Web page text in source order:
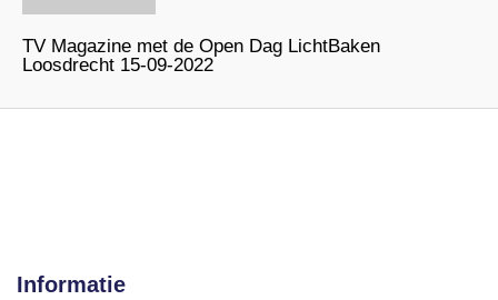
TV Magazine met de Open Dag LichtBaken
Loosdrecht 15-09-2022
Informatie